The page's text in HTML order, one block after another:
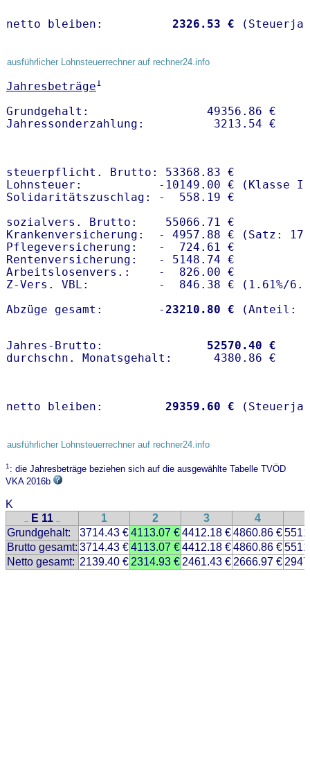
netto bleiben: 2326.53 €
ausführlicher Lohnsteuerrechner auf rechner24.info
Jahresbeträge1
Grundgehalt:                 49356.86 €
steuerpflicht. Brutto: 53368.83 €
Lohnsteuer:           -10149.00 € (Klasse I)
Solidaritätszuschlag: -  558.19 €
sozialvers. Brutto:    55066.71 €
Krankenversicherung:  - 4957.88 € (Satz:
Pflegeversicherung:   -  724.61 €
Rentenversicherung:   - 5148.74 €
Arbeitslosenvers.:    -  826.00 €
Z-Vers. VBL:          -  846.38 € ( 1.61%/
Abzüge gesamt:        -23210.80 €
Jahres-Brutto: 52570.40 €
netto bleiben: 29359.60 €
ausführlicher Lohnsteuerrechner auf rechner24.info
1: die Jahresbeträge beziehen sich auf die ausgewählte Tabelle TVÖD
VKA 2016b
K
.. E 11 .. 1 2 3 4
Grundgehalt:
3714.43 €4113.07 €4412.18 €4860.86 €
Brutto gesamt: 3714.43 €4113.07 €4412.18 €4860.86 €
Netto gesamt: 2139.40 € 2314.93 € 2461.43 € 2666.97 €